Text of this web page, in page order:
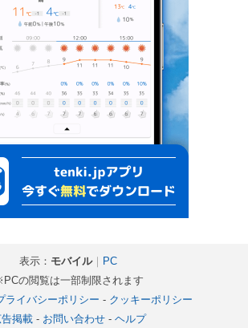
表示： モバイル｜ PC
の閲覧は一部制限されます
ライバシーポリシー - クッキーポリシー
告掲載- お問い合わせ- ヘルプ